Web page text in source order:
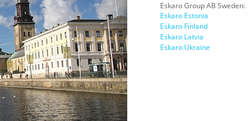
Eskaro Group AB Sweden:
Eskaro Estonia
Eskaro Finland
Eskaro Latvia
Eskaro Ukraine